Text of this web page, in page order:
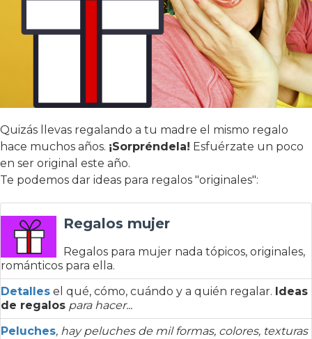
Quizás llevas regalando a tu madre el mismo regalo
hace muchos años. ¡Sorpréndela! Esfuérzate un poco
en ser original este año.
Te podemos dar ideas para regalos "originales":
Regalos mujer
Regalos para mujer nada tópicos, originales,
románticos para ella.
Detalles el qué, cómo, cuándo y a quién regalar. Ideas
de regalos para hacer...
Peluches, hay peluches de mil formas, colores, texturas